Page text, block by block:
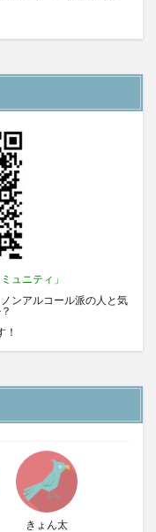
ュニティ」
ンアルコール派の人と気
！
きょん太